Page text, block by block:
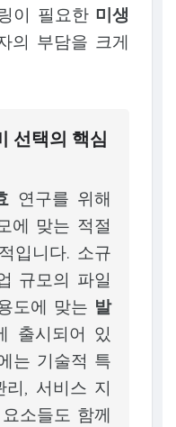
이 필요한 미생
의 부담을 크게
선택의 핵심
연구를 위해
에 맞는 적절
입니다. 소규
규모의 파일
도에 맞는 발
출시되어 있
는 기술적 특
리, 서비스 지
소들도 함께